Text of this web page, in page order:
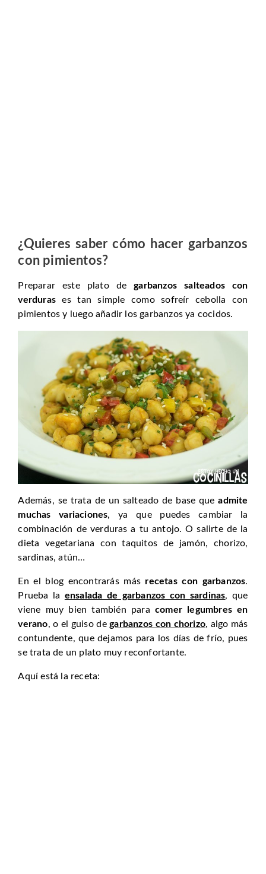
¿Quieres saber cómo hacer garbanzos
con pimientos?
Preparar este plato degarbanzos salteados con
verduras es tan simple como sofreír cebolla con
pimientos y luego añadir los garbanzos ya cocidos.
Además, se trata de un salteado de base queadmite
muchas variaciones, ya que puedes cambiar la
combinación de verduras a tu antojo. O salirte de la
dieta vegetariana con taquitos de jamón, chorizo,
sardinas, atún…
En el blog encontrarás más recetas con garbanzos.
Prueba la ensalada de garbanzos con sardinas, que
viene muy bien también para comer legumbres en
verano, o el guiso degarbanzos con chorizo, algo más
contundente, que dejamos para los días de frío, pues
se trata de un plato muy reconfortante.
Aquí está la receta: